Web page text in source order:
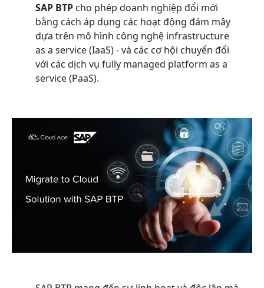
SAP BTP cho phép doanh nghiệp đổi mới
bằng cách áp dụng các hoạt động đám mây
dựa trên mô hình công nghệ infrastructure
as a service (IaaS) - và các cơ hội chuyển đổi
với các dịch vụ fully managed platform as a
service (PaaS).